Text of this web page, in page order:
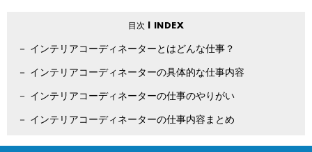
インテリアコーディネーターとはどんな仕事？
インテリアコーディネーターの具体的な仕事内容
インテリアコーディネーターの仕事のやりがい
インテリアコーディネーターの仕事内容まとめ